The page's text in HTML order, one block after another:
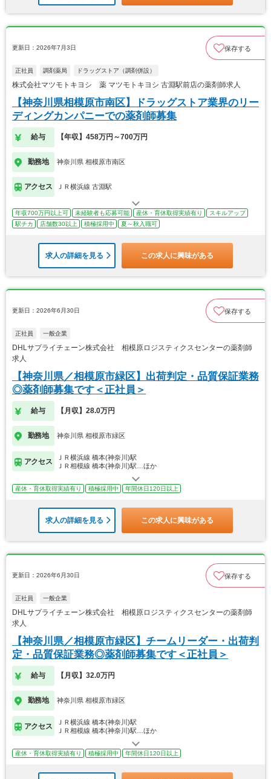
更新日：2026年7月3日 保存する
正社員 調剤薬局 ドラッグストア（調剤併設）
株式会社マツモトキヨシ 薬 マツモトキヨシ 古淵駅前店の薬剤師求人
【神奈川県相模原市南区】ドラッグストア業界のリー
ディングカンパニーでの薬剤師募集
給与 【年収】458万円～700万円
勤務地 神奈川県 相模原市南区
アクセス ＪＲ横浜線 古淵駅
年収700万円以上可 未経験者も応募可能 産休・育休取得実績有り
スキルアップ
駅チカ
店舗数30以上 積極採用中 夏～秋入職可
求人の詳細を見る この求人に興味がある
更新日：2026年6月30日 保存する
正社員 一般企業
DHLサプライチェーン株式会社 相模原ロジスティクスセンターの薬剤師
求人
【神奈川県／相模原市緑区】出荷判定・品質保証業務
◎薬剤師募集です＜正社員＞
給与 【月収】28.0万円
勤務地 神奈川県 相模原市緑区
アクセス
ＪＲ横浜線 橋本(神奈川)駅
ＪＲ相模線 橋本(神奈川)駅…ほか
産休・育休取得実績有り 積極採用中 年間休日120日以上
求人の詳細を見る この求人に興味がある
更新日：2026年6月30日 保存する
正社員 一般企業
DHLサプライチェーン株式会社 相模原ロジスティクスセンターの薬剤師
求人
【神奈川県／相模原市緑区】チームリーダー・出荷判
定・品質保証業務◎薬剤師募集です＜正社員＞
給与 【月収】32.0万円
勤務地 神奈川県 相模原市緑区
アクセス
ＪＲ横浜線 橋本(神奈川)駅
ＪＲ相模線 橋本(神奈川)駅…ほか
産休・育休取得実績有り 積極採用中 年間休日120日以上